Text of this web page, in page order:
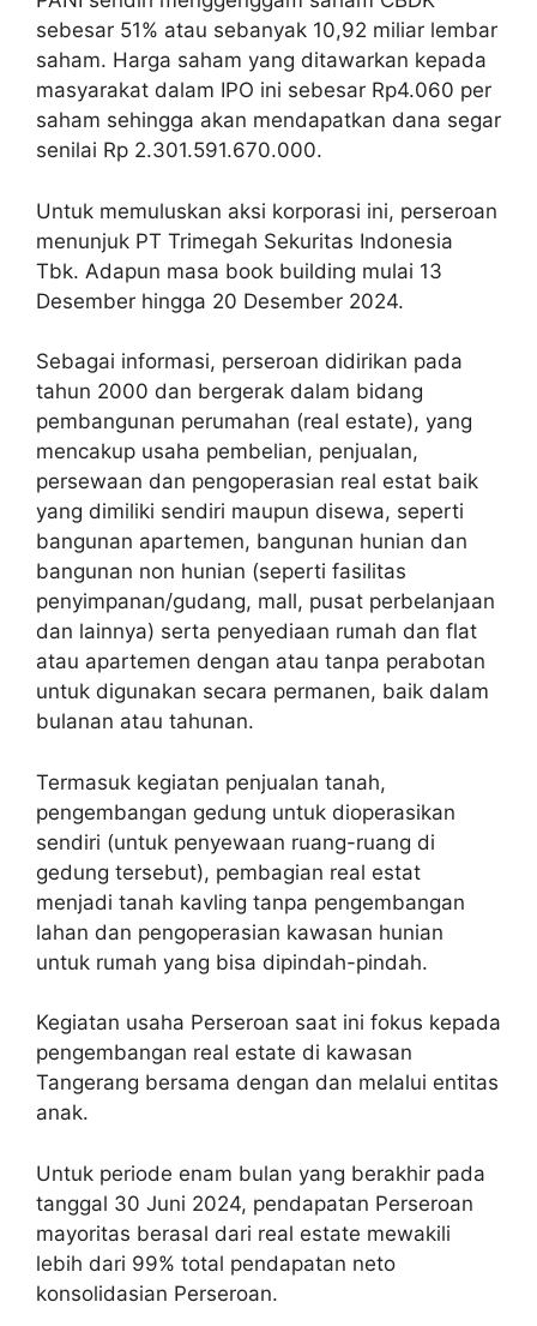
sebesar 51% atau sebanyak 10,92 miliar lembar
saham. Harga saham yang ditawarkan kepada
masyarakat dalam IPO ini sebesar Rp4.060 per
saham sehingga akan mendapatkan dana segar
senilai Rp 2.301.591.670.000.
Untuk memuluskan aksi korporasi ini, perseroan
menunjuk PT Trimegah Sekuritas Indonesia
Tbk. Adapun masa book building mulai 13
Desember hingga 20 Desember 2024.
Sebagai informasi, perseroan didirikan pada
tahun 2000 dan bergerak dalam bidang
pembangunan perumahan (real estate), yang
mencakup usaha pembelian, penjualan,
persewaan dan pengoperasian real estat baik
yang dimiliki sendiri maupun disewa, seperti
bangunan apartemen, bangunan hunian dan
bangunan non hunian (seperti fasilitas
penyimpanan/gudang, mall, pusat perbelanjaan
dan lainnya) serta penyediaan rumah dan flat
atau apartemen dengan atau tanpa perabotan
untuk digunakan secara permanen, baik dalam
bulanan atau tahunan.
Termasuk kegiatan penjualan tanah,
pengembangan gedung untuk dioperasikan
sendiri (untuk penyewaan ruang-ruang di
gedung tersebut), pembagian real estat
menjadi tanah kavling tanpa pengembangan
lahan dan pengoperasian kawasan hunian
untuk rumah yang bisa dipindah-pindah.
Kegiatan usaha Perseroan saat ini fokus kepada
pengembangan real estate di kawasan
Tangerang bersama dengan dan melalui entitas
anak.
Untuk periode enam bulan yang berakhir pada
tanggal 30 Juni 2024, pendapatan Perseroan
mayoritas berasal dari real estate mewakili
lebih dari 99% total pendapatan neto
konsolidasian Perseroan.